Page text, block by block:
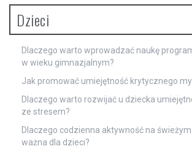
Dzieci
Dlaczego warto wprowadzać naukę
w wieku gimnazjalnym?
Jak promować umiejętność krytycznego
Dlaczego warto rozwijać u dziecka
ze stresem?
Dlaczego codzienna aktywność na
ważna dla dzieci?